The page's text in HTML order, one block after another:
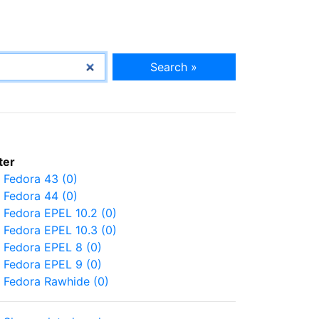
Search »
Fedora 43 (0)
Fedora 44 (0)
Fedora EPEL 10.2 (0)
Fedora EPEL 10.3 (0)
Fedora EPEL 8 (0)
Fedora EPEL 9 (0)
Fedora Rawhide (0)